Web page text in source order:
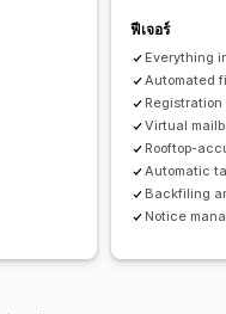
ฟีเจอร์
Everything
Automated
Virtual
Rooftop-
Automatic
Backfiling
Notice